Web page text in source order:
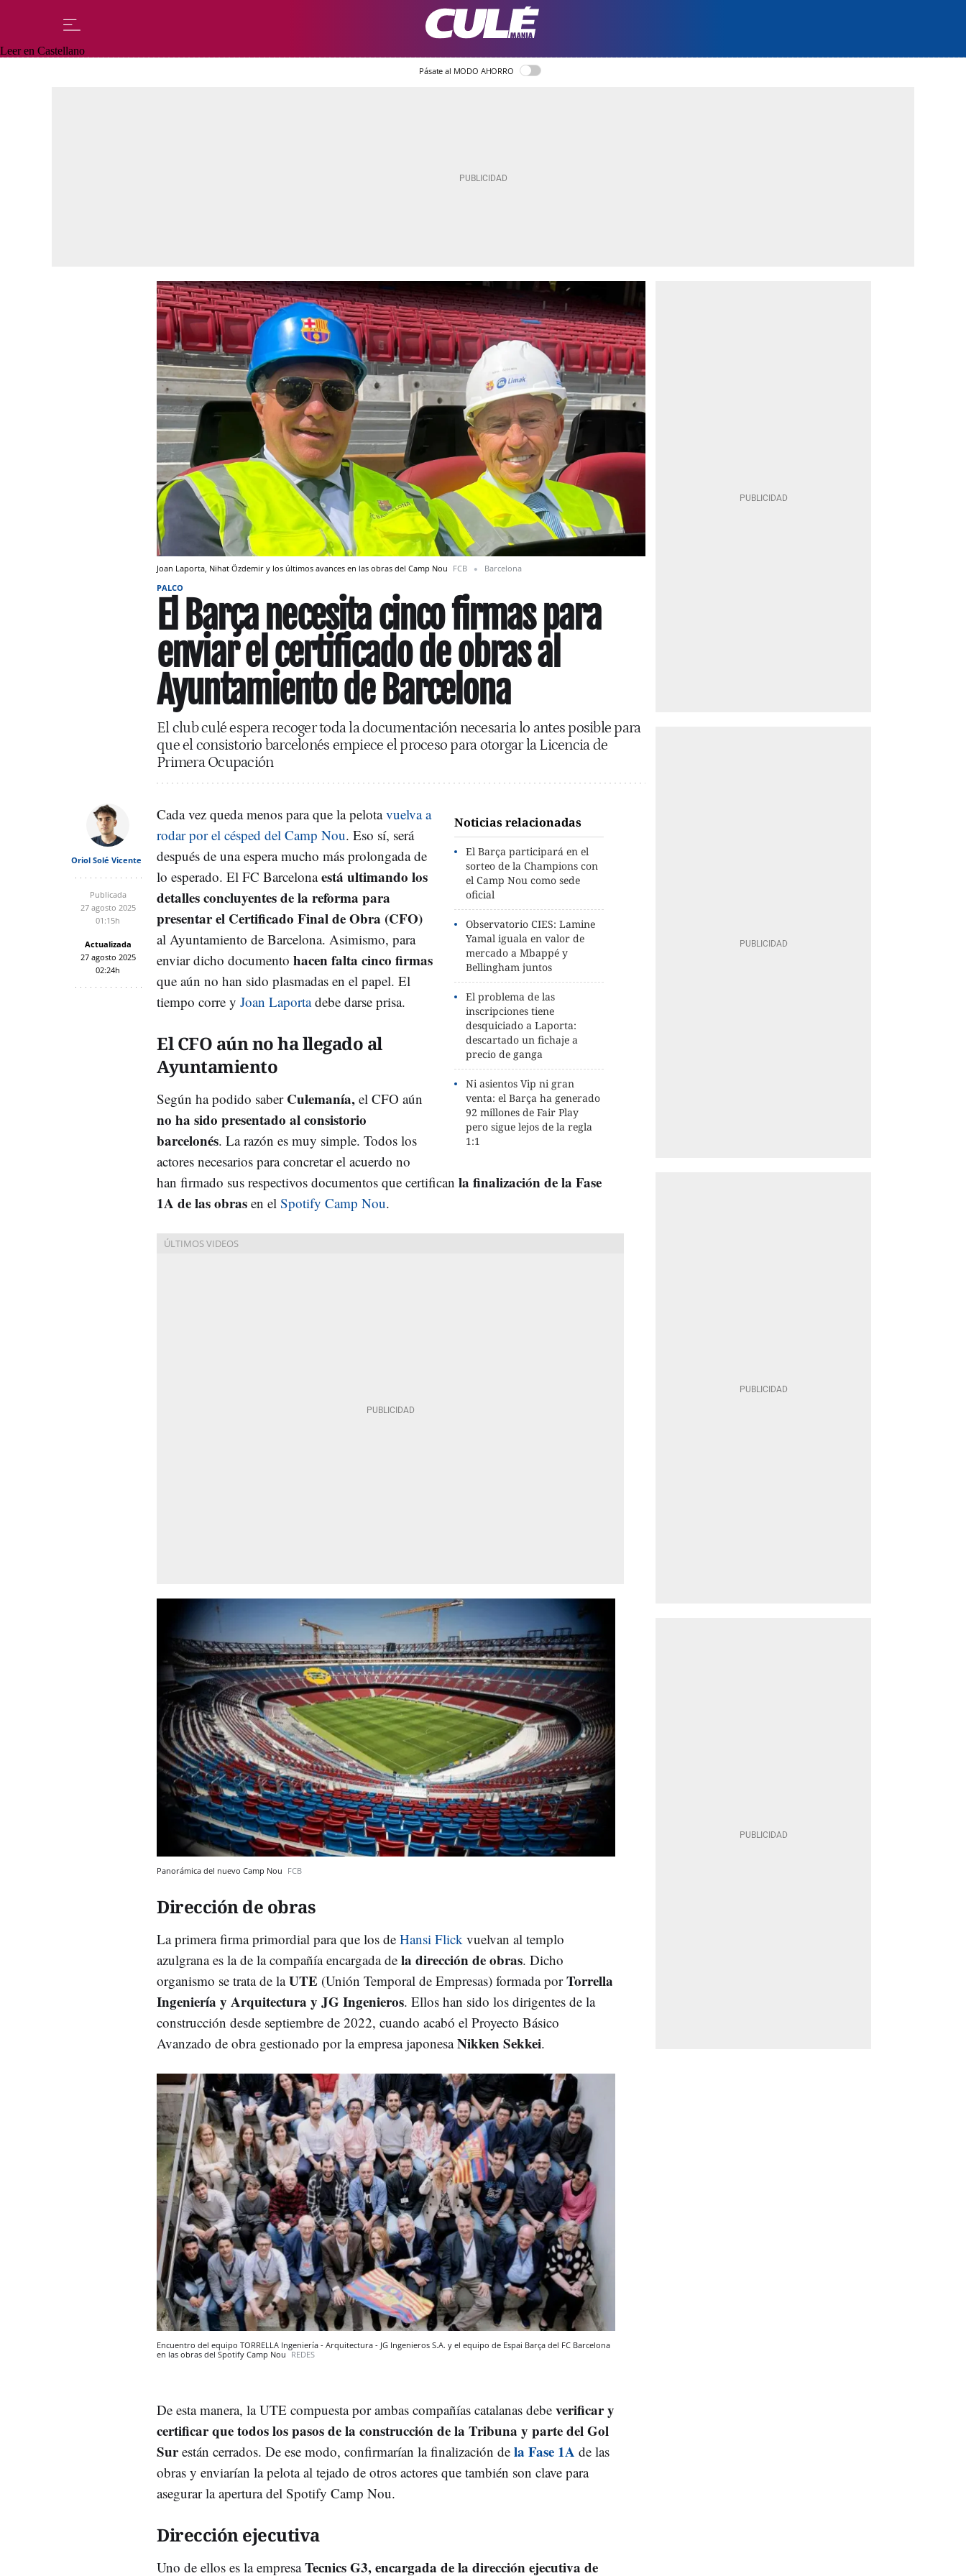
Leer en Castellano
Pásate al MODO AHORRO
Joan Laporta, Nihat Özdemir y los últimos avances en las obras del Camp Nou FCB
Barcelona
PALCO
El Barça necesita cinco firmas para
enviar el certificado de obras al
Ayuntamiento de Barcelona
El club culé espera recoger toda la documentación necesaria lo antes posible para
que el consistorio barcelonés empiece el proceso para otorgar la Licencia de
Primera Ocupación
Oriol Solé Vicente
Publicada
27 agosto 2025
01:15h
Actualizada
27 agosto 2025
02:24h
Noticias relacionadas
El Barça participará en el
sorteo de la Champions con
el Camp Nou como sede
oficial
Observatorio CIES: Lamine
Yamal iguala en valor de
mercado a Mbappé y
Bellingham juntos
El problema de las
inscripciones tiene
desquiciado a Laporta:
descartado un fichaje a
precio de ganga
Ni asientos Vip ni gran
venta: el Barça ha generado
92 millones de Fair Play
pero sigue lejos de la regla
1:1
Cada vez queda menos para que la pelotavuelva a
rodar por el césped del Camp Nou. Eso sí, será
después de una espera mucho más prolongada de
lo esperado. El FC Barcelonaestá ultimando los
detalles concluyentes de la reforma para
presentar el Certificado Final de Obra (CFO)
al Ayuntamiento de Barcelona. Asimismo, para
enviar dicho documento hacen falta cinco firmas
que aún no han sido plasmadas en el papel. El
tiempo corre y Joan Laportadebe darse prisa.
El CFO aún no ha llegado al
Ayuntamiento
Según ha podido saber Culemanía, el CFO aún
no ha sido presentado al consistorio
barcelonés. La razón es muy simple. Todos los
actores necesarios para concretar el acuerdo no
han firmado sus respectivos documentos que certifican la finalización de la Fase
1A de las obras en el Spotify Camp Nou.
Panorámica del nuevo Camp Nou FCB
Dirección de obras
La primera firma primordial para que los de Hansi Flick vuelvan al templo
azulgrana es la de la compañía encargada de la dirección de obras. Dicho
organismo se trata de laUTE (Unión Temporal de Empresas) formada porTorrella
Ingeniería y Arquitectura y JG Ingenieros. Ellos han sido los dirigentes de la
construcción desde septiembre de 2022, cuando acabó el Proyecto Básico
Avanzado de obra gestionado porla empresa japonesaNikken Sekkei.
Encuentro del equipo TORRELLA Ingeniería - Arquitectura - JG Ingenieros S.A. y el equipo de Espai Barça del FC Barcelona
en las obras del Spotify Camp Nou REDES
De esta manera, la UTE compuesta por ambas compañías catalanas debe verificar y
certificar que todos los pasos de la construcción de la Tribuna y parte del Gol
Surestán cerrados. De ese modo, confirmarían la finalización de la Fase 1A de las
obras y enviarían la pelota al tejado de otros actores que también son clave para
asegurar la apertura del Spotify Camp Nou.
Dirección ejecutiva
Uno de ellos es la empresaTecnics G3, encargada de la dirección ejecutiva de